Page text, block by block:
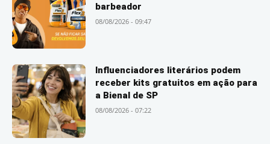
barbeador
08/08/2026 - 09:47
Influenciadores literários podem
receber kits gratuitos em ação para
a Bienal de SP
08/08/2026 - 07:22